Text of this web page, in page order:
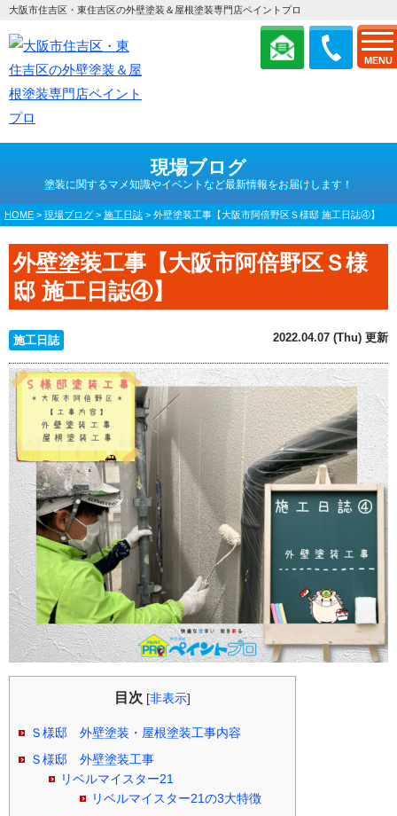
MENU
大阪市住吉区・東住吉区の外壁塗装＆屋根塗装専門店ペイントプロ
現場ブログ
塗装に関するマメ知識やイベントなど最新情報をお届けします！
HOME > 現場ブログ > 施工日誌 > 外壁塗装工事【大阪市阿倍野区Ｓ様邸 施工日誌④】
外壁塗装工事【大阪市阿倍野区Ｓ様
邸 施工日誌④】
施工日誌 2022.04.07 (Thu) 更新
目次 [非表示]
Ｓ様邸 外壁塗装・屋根塗装工事内容
Ｓ様邸 外壁塗装工事
リベルマイスター21
リベルマイスター21の3大特徴